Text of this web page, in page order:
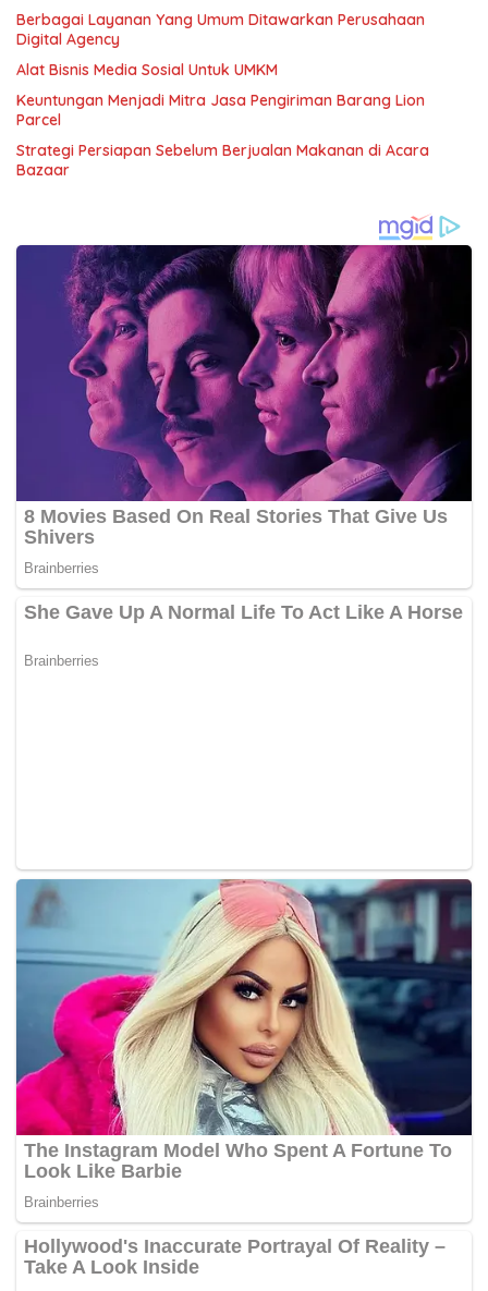
Berbagai Layanan Yang Umum Ditawarkan Perusahaan
Digital Agency
Alat Bisnis Media Sosial Untuk UMKM
Keuntungan Menjadi Mitra Jasa Pengiriman Barang Lion
Parcel
Strategi Persiapan Sebelum Berjualan Makanan di Acara
Bazaar